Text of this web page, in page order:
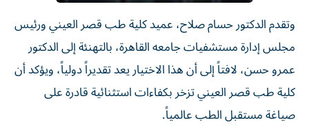
وتقدم الدكتور حسام صلاح، عميد كلية طب قصر العيني ورئيس
مجلس إدارة مستشفيات جامعه القاهرة، بالتهنئة إلى الدكتور
عمرو حسن، لافتاً إلى أن هذا الاختيار يعد تقديراً دولياً، ويؤكد أن
كلية طب قصر العيني تزخر بكفاءات استثنائية قادرة على
صياغة مستقبل الطب عالمياً.